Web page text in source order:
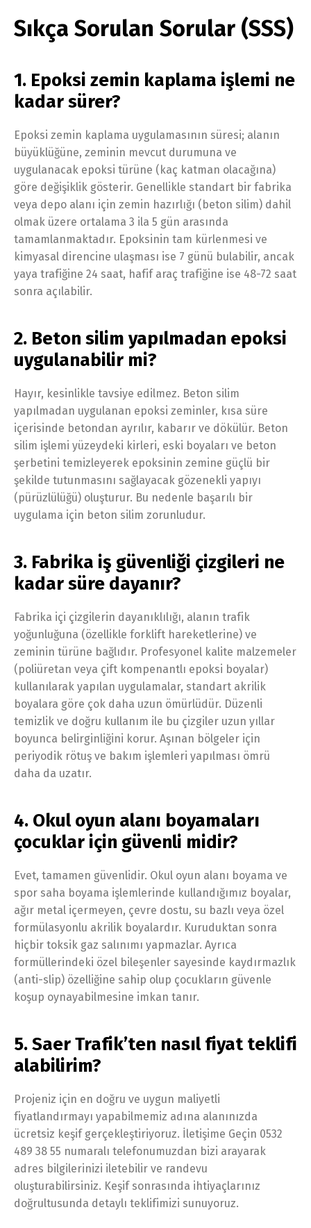
Sıkça Sorulan Sorular (SSS)
1. Epoksi zemin kaplama işlemi ne
kadar sürer?
Epoksi zemin kaplama uygulamasının süresi; alanın
büyüklüğüne, zeminin mevcut durumuna ve
uygulanacak epoksi türüne (kaç katman olacağına)
göre değişiklik gösterir. Genellikle standart bir fabrika
veya depo alanı için zemin hazırlığı (beton silim) dahil
olmak üzere ortalama 3 ila 5 gün arasında
tamamlanmaktadır. Epoksinin tam kürlenmesi ve
kimyasal direncine ulaşması ise 7 günü bulabilir, ancak
yaya trafiğine 24 saat, hafif araç trafiğine ise 48-72 saat
sonra açılabilir.
2. Beton silim yapılmadan epoksi
uygulanabilir mi?
Hayır, kesinlikle tavsiye edilmez. Beton silim
yapılmadan uygulanan epoksi zeminler, kısa süre
içerisinde betondan ayrılır, kabarır ve dökülür. Beton
silim işlemi yüzeydeki kirleri, eski boyaları ve beton
şerbetini temizleyerek epoksinin zemine güçlü bir
şekilde tutunmasını sağlayacak gözenekli yapıyı
(pürüzlülüğü) oluşturur. Bu nedenle başarılı bir
uygulama için beton silim zorunludur.
3. Fabrika iş güvenliği çizgileri ne
kadar süre dayanır?
Fabrika içi çizgilerin dayanıklılığı, alanın trafik
yoğunluğuna (özellikle forklift hareketlerine) ve
zeminin türüne bağlıdır. Profesyonel kalite malzemeler
(poliüretan veya çift kompenantlı epoksi boyalar)
kullanılarak yapılan uygulamalar, standart akrilik
boyalara göre çok daha uzun ömürlüdür. Düzenli
temizlik ve doğru kullanım ile bu çizgiler uzun yıllar
boyunca belirginliğini korur. Aşınan bölgeler için
periyodik rötuş ve bakım işlemleri yapılması ömrü
daha da uzatır.
4. Okul oyun alanı boyamaları
çocuklar için güvenli midir?
Evet, tamamen güvenlidir. Okul oyun alanı boyama ve
spor saha boyama işlemlerinde kullandığımız boyalar,
ağır metal içermeyen, çevre dostu, su bazlı veya özel
formülasyonlu akrilik boyalardır. Kuruduktan sonra
hiçbir toksik gaz salınımı yapmazlar. Ayrıca
formüllerindeki özel bileşenler sayesinde kaydırmazlık
(anti-slip) özelliğine sahip olup çocukların güvenle
koşup oynayabilmesine imkan tanır.
5. Saer Trafik’ten nasıl fiyat teklifi
alabilirim?
Projeniz için en doğru ve uygun maliyetli
fiyatlandırmayı yapabilmemiz adına alanınızda
ücretsiz keşif gerçekleştiriyoruz. İletişime Geçin 0532
489 38 55 numaralı telefonumuzdan bizi arayarak
adres bilgilerinizi iletebilir ve randevu
oluşturabilirsiniz. Keşif sonrasında ihtiyaçlarınız
doğrultusunda detaylı teklifimizi sunuyoruz.